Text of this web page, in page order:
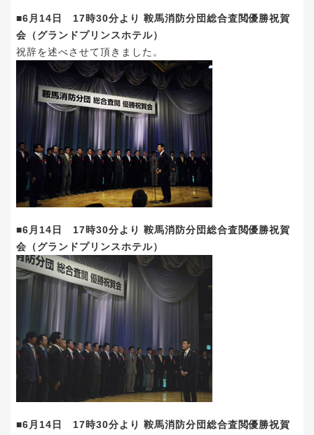
■6月14日 17時30分より 鞍馬消防分団総合査閲優勝祝賀
会（グランドプリンスホテル）
祝辞を述べさせて頂きました。
■6月14日 17時30分より 鞍馬消防分団総合査閲優勝祝賀
会（グランドプリンスホテル）
■6月14日 17時30分より 鞍馬消防分団総合査閲優勝祝賀